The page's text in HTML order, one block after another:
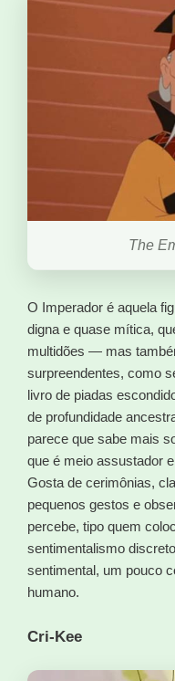
The
O Imperador é aquela
digna e quase mítica,
multidões — mas
surpreendentes, como
livro de piadas
de profundidade
parece que sabe mais
que é meio assustador
Gosta de cerimônias,
pequenos gestos e
percebe, tipo quem
sentimentalismo
sentimental, um pouco
humano.
Cri-Kee